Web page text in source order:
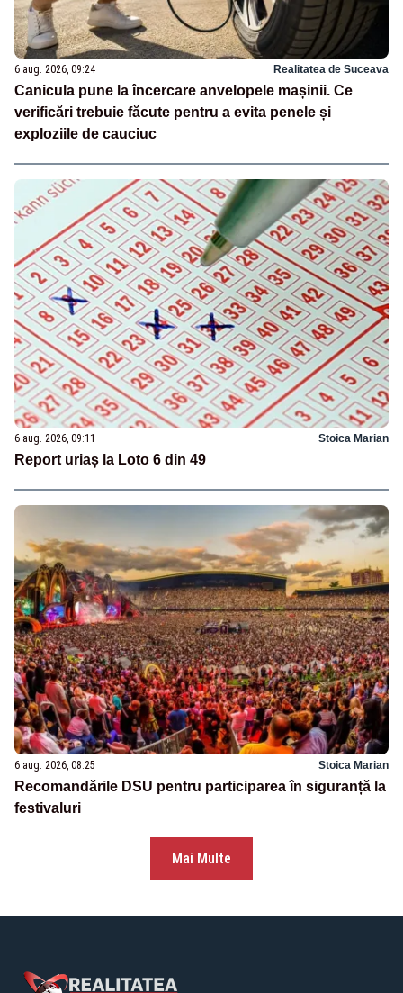
6 aug. 2026, 09:24 Realitatea de Suceava
Canicula pune la încercare anvelopele mașinii. Ce
verificări trebuie făcute pentru a evita penele și
exploziile de cauciuc
6 aug. 2026, 09:11 Stoica Marian
Report uriaș la Loto 6 din 49
6 aug. 2026, 08:25 Stoica Marian
Recomandările DSU pentru participarea în siguranță la
festivaluri
Mai Multe